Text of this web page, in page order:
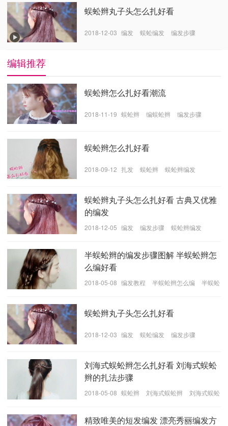
蜈蚣辫丸子头怎么扎好看
2018-12-03 编发 蜈蚣编发 编发步骤
编辑推荐
蜈蚣辫怎么扎好看潮流
2018-11-19 蜈蚣辫 编蜈蚣辫 编发步骤
蜈蚣辫怎么扎好看
2018-09-12 扎发 蜈蚣辫 蜈蚣辫编发
蜈蚣辫丸子头怎么扎好看 古典又优雅
的编发
2018-12-05 编发 编发步骤 蜈蚣辫编发
半蜈蚣辫的编发步骤图解 半蜈蚣辫怎
么编好看
2018-05-08 编发教程 半蜈蚣辫怎么编
半蜈蚣
蜈蚣辫丸子头怎么扎好看
2018-12-03 编发 蜈蚣编发 编发步骤
刘海式蜈蚣辫怎么扎好看 刘海式蜈蚣
辫的扎法步骤
2018-05-08 蜈蚣辫 刘海式蜈蚣辫
刘海式蜈蚣
精致唯美的短发编发 漂亮秀丽编发方